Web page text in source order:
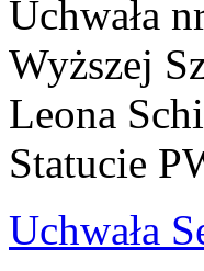
Uchwała
Wyższej
Leona
Statucie
Uchwała